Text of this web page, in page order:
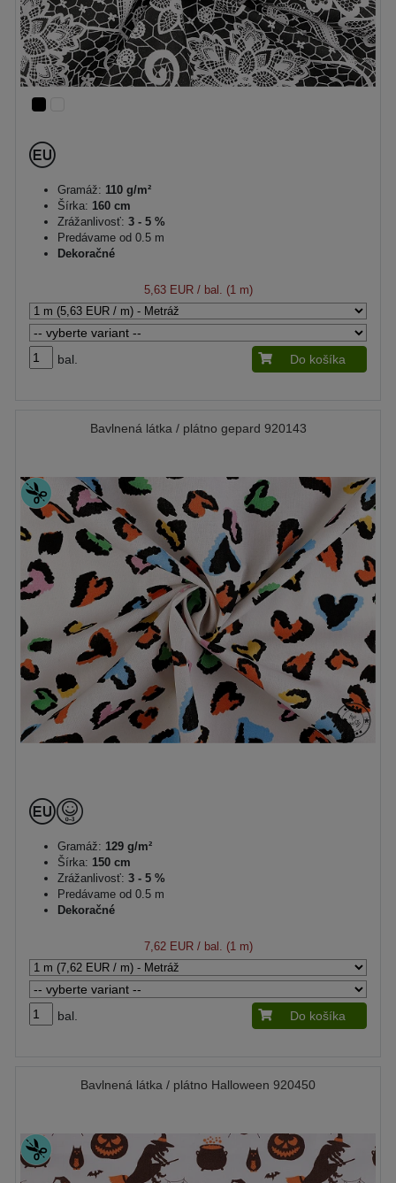
Gramáž: 110 g/m²
Šírka: 160 cm
Zrážanlivosť: 3 - 5 %
Predávame od 0.5 m
Dekoračné
5,63 EUR/ bal. (1 m)
bal. Do košíka
Bavlnená látka / plátno gepard 920143
Gramáž: 129 g/m²
Šírka: 150 cm
Zrážanlivosť: 3 - 5 %
Predávame od 0.5 m
Dekoračné
7,62 EUR/ bal. (1 m)
bal. Do košíka
Bavlnená látka / plátno Halloween 920450